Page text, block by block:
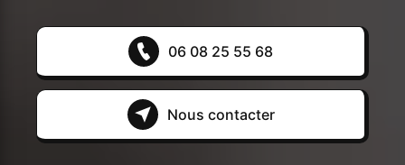
06 08 25 55 68
Nous contacter